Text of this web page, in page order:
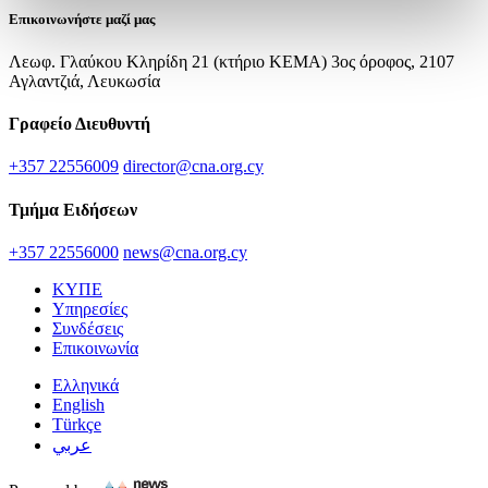
Επικοινωνήστε μαζί μας
Λεωφ. Γλαύκου Κληρίδη 21 (κτήριο ΚΕΜΑ) 3ος όροφος, 2107
Αγλαντζιά, Λευκωσία
Γραφείο Διευθυντή
+357 22556009 director@cna.org.cy
Τμήμα Ειδήσεων
+357 22556000 news@cna.org.cy
ΚΥΠΕ
Υπηρεσίες
Συνδέσεις
Επικοινωνία
Ελληνικά
English
Türkçe
عربي